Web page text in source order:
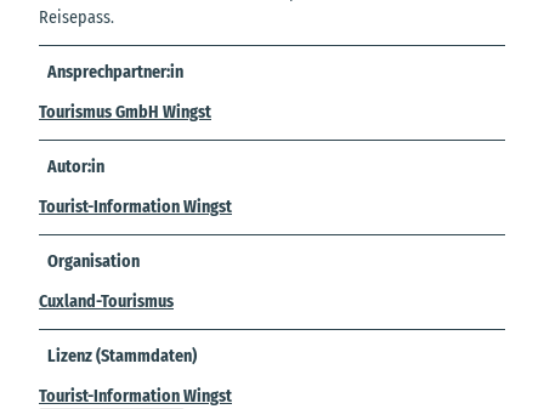
Reisepass.
Ansprechpartner:in
Tourismus GmbH Wingst
Autor:in
Tourist-Information Wingst
Organisation
Cuxland-Tourismus
Lizenz (Stammdaten)
Tourist-Information Wingst